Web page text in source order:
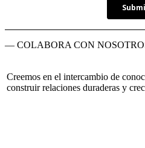
— COLABORA CON
Creemos en el intercambio de
construir relaciones duraderas y